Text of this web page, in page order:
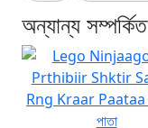
অন্যান্য